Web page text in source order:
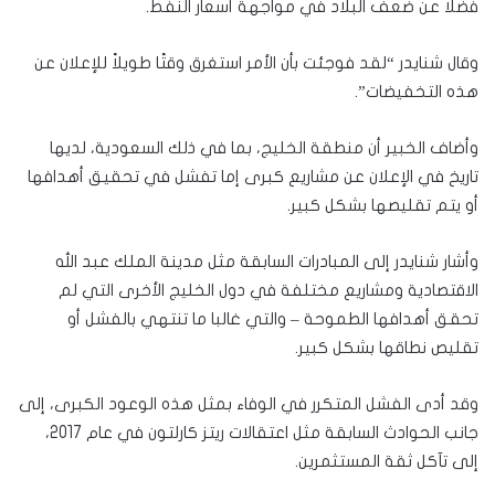
فضلاً عن ضعف البلاد في مواجهة أسعار النفط.
وقال شنايدر “لقد فوجئت بأن الأمر استغرق وقتًا طويلاً للإعلان عن
هذه التخفيضات”.
وأضاف الخبير أن منطقة الخليج، بما في ذلك السعودية، لديها
تاريخ في الإعلان عن مشاريع كبرى إما تفشل في تحقيق أهدافها
أو يتم تقليصها بشكل كبير.
وأشار شنايدر إلى المبادرات السابقة مثل مدينة الملك عبد الله
الاقتصادية ومشاريع مختلفة في دول الخليج الأخرى التي لم
تحقق أهدافها الطموحة – والتي غالبا ما تنتهي بالفشل أو
تقليص نطاقها بشكل كبير.
وقد أدى الفشل المتكرر في الوفاء بمثل هذه الوعود الكبرى، إلى
جانب الحوادث السابقة مثل اعتقالات ريتز كارلتون في عام 2017،
إلى تآكل ثقة المستثمرين.